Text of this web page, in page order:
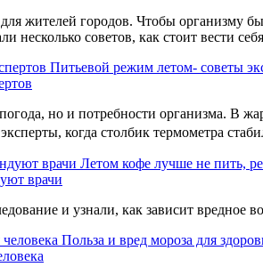
жителей городов. Чтобы организму
несколько советов, как стоит вести
Питьевой режим летом- советы
но и потребности организма. В
когда столбик термометра
Летом кофе лучше не пить,
врачи
и узнали, как зависит вредное
Польза и вред мороза для